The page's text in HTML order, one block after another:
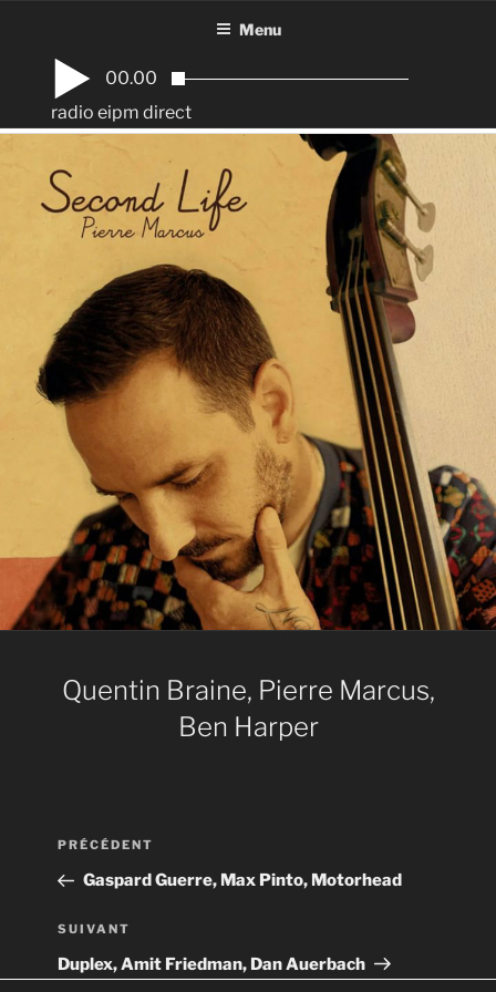
contenu
principal
Menu
00.00
radio eipm direct
Quentin Braine, Pierre Marcus,
Ben Harper
Navigation
l’article
Article
précédent
PRÉCÉDENT
Gaspard Guerre, Max Pinto, Motorhead
Article
suivant
SUIVANT
Duplex, Amit Friedman, Dan Auerbach